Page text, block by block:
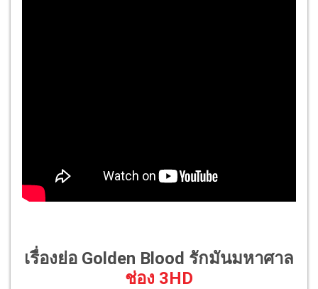
เรื่องย่อ Golden Blood รักมันมหาศาล
ช่อง 3HD